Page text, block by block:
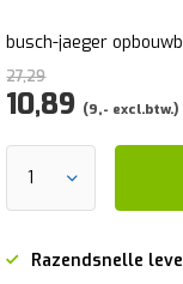
busch-jaeger
27,29
10,89 (9,- excl.btw.)
Razendsnelle